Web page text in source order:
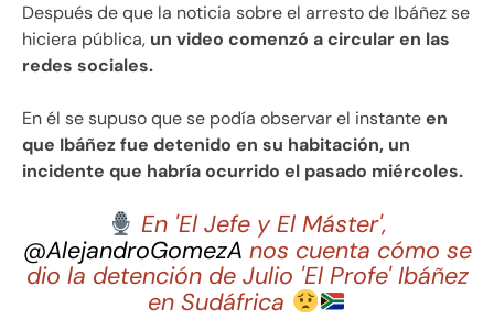
Después de que la noticia sobre el arresto de Ibáñez se
hiciera pública, un video comenzó a circular en las
redes sociales.
En él se supuso que se podía observar el instanteen
que Ibáñez fue detenido en su habitación, un
incidente que habría ocurrido el pasado miércoles.
En 'El Jefe y El Máster',
@AlejandroGomezA nos cuenta cómo se
dio la detención de Julio 'El Profe' Ibáñez
en Sudáfrica